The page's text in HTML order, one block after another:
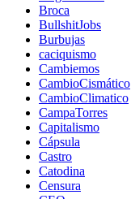
Broca
BullshitJobs
Burbujas
caciquismo
Cambiemos
CambioCismático
CambioClimatico
CampaTorres
Capitalismo
Cápsula
Castro
Catodina
Censura